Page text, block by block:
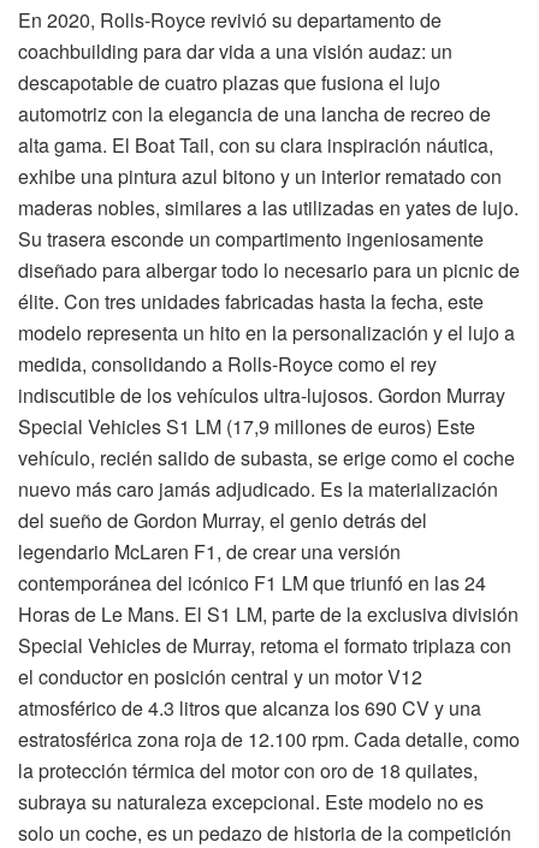
En 2020, Rolls-Royce revivió su departamento de
coachbuilding para dar vida a una visión audaz: un
descapotable de cuatro plazas que fusiona el lujo
automotriz con la elegancia de una lancha de recreo de
alta gama. El Boat Tail, con su clara inspiración náutica,
exhibe una pintura azul bitono y un interior rematado con
maderas nobles, similares a las utilizadas en yates de lujo.
Su trasera esconde un compartimento ingeniosamente
diseñado para albergar todo lo necesario para un picnic de
élite. Con tres unidades fabricadas hasta la fecha, este
modelo representa un hito en la personalización y el lujo a
medida, consolidando a Rolls-Royce como el rey
indiscutible de los vehículos ultra-lujosos. Gordon Murray
Special Vehicles S1 LM (17,9 millones de euros) Este
vehículo, recién salido de subasta, se erige como el coche
nuevo más caro jamás adjudicado. Es la materialización
del sueño de Gordon Murray, el genio detrás del
legendario McLaren F1, de crear una versión
contemporánea del icónico F1 LM que triunfó en las 24
Horas de Le Mans. El S1 LM, parte de la exclusiva división
Special Vehicles de Murray, retoma el formato triplaza con
el conductor en posición central y un motor V12
atmosférico de 4.3 litros que alcanza los 690 CV y una
estratosférica zona roja de 12.100 rpm. Cada detalle, como
la protección térmica del motor con oro de 18 quilates,
subraya su naturaleza excepcional. Este modelo no es
solo un coche, es un pedazo de historia de la competición